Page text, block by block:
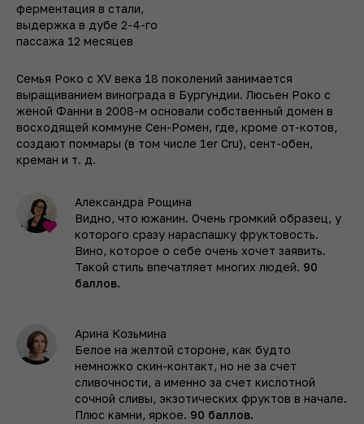
ферментация в стали,
выдержка в дубе 2-4-го
пассажа 12 месяцев
Семья Роко с XV века 18 поколений занимается
выращиванием винограда в Бургундии. Люсьен Роко с
женой Фанни в 2008-м основали собственный домен в
восходящей коммуне Сен-Ромен, где, кроме от-котов,
создают поммары (в том числе 1er Cru), сент-обен,
креман и т. д.
Александра Рощина
Видно, что южанин. Очень громкий образец, у
которого сразу нараспашку фруктовость.
Вино, которое о себе очень хочет заявить.
Такой стиль впечатляет многих людей. 90
баллов.
Арина Козьмина
Белое на желтой стороне, как будто
немножко скин-контакт, но не за счет
сливочности, а именно за счет кислотной
сочной сливы, экзотических фруктов в начале.
Плюс камни, яркое. 90 баллов.